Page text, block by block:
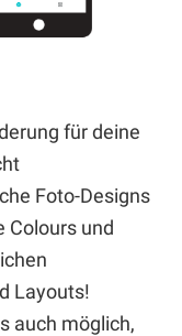
für deine
Foto-Designs
Colours und
Layouts!
auch möglich,